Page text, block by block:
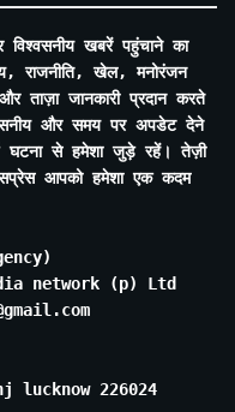
खबरें पहुंचाने का
राजनीति, खेल, मनोरंजन
ताज़ा जानकारी प्रदान करते
और समय पर अपडेट देने
घटना से हमेशा जुड़े रहें। तेज़ी
आपको हमेशा एक कदम
network (p) Ltd
lucknow 226024